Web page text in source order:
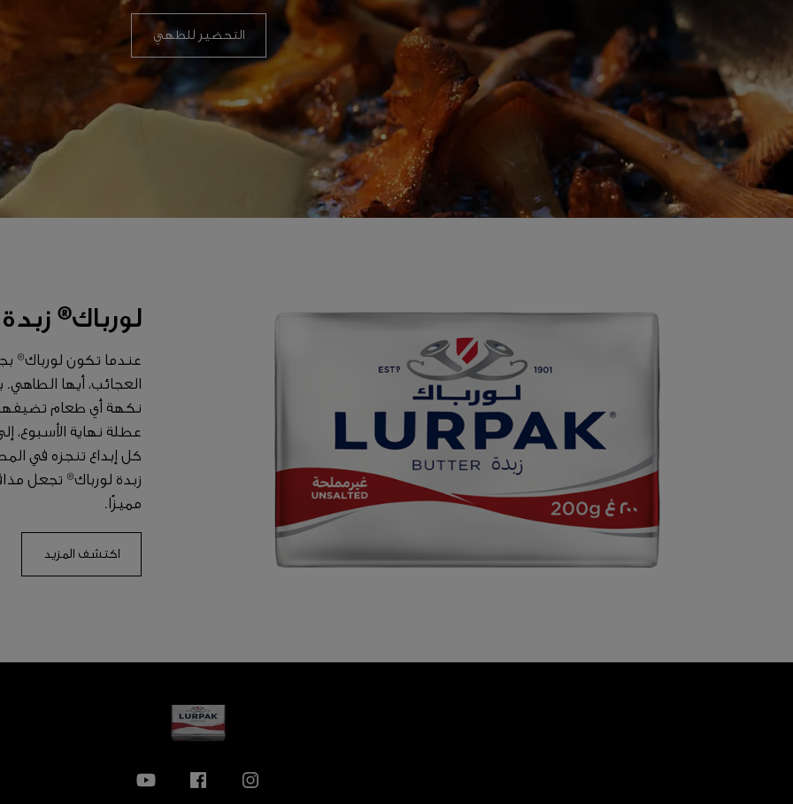
التحضير للطهي
لورباك®
عندما تكون لورباك®
العجائب، أيها
نكهة أي طعام تضيفها
عطلة نهاية الأسبوع،
كل إبداع تنجزه في
زبدة لورباك® تجعل
مميزًا.
اكتشف المزيد